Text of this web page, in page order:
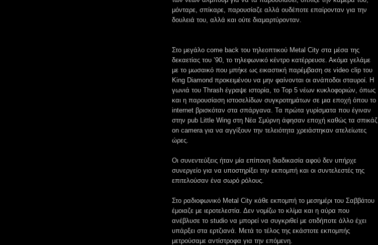
μόνταρε, σπίκαρε, παρουσίαζε αλλά ουδέποτε επαίρονταν για την
δουλειά του, αλλά και ούτε διαμαρτύρονταν.
Στο μεγάλο come back του τηλεοπτικού Metal City στα μέσα της
δεκαετίας του ’90, το τηλεφωνικό κέντρο κατέρρευσε. Ακόμα γελάμε
με το μωσαικό που μπήκε ως εικαστική παρέμβαση σε video clip του
King Diamond προκειμένου να μην φαίνονται οι ανάποδοι σταυροί. Η
γωνιά του Thrash έγραψε ιστορία, το Τοp 5 νέων κυκλοφοριών, όπως
και η παρουσίαση ιστοσελίδων συγκροτημάτων σε μια εποχή όπου το
internet βρισκόταν στα σπάργανα. Τα πρώτα γυρίσματα που έγιναν
στην pub Little Wing στη Νέα Σμύρνη άφησαν εποχή καθώς τα σπικάζ
on camera για να αγγίξουν την τελειότητα χρειάστηκαν ατελείωτες
ώρες.
Οι συνεντεύξεις ήταν μία επίπονη διαδικασία αφού δεν υπήρχε
συνεργείο για να υποστηρίξει την εκπομπή και οι συντελεστές της
επιτελούσαν ένα σωρό ρόλους.
Στο ραδιοφωνικό Metal City κάθε εκπομπή το μεσημέρι του Σαββάτου
έμοιαζε με ιεροτελεστία. Δεν νομίζω το κλίμα και η αύρα που
ανέβλυσε το studio να μπορεί να συγκριθεί με οτιδήποτε άλλο έχει
υπάρξει στα ερτζιανά. Μετά το τέλος της εκάστοτε εκπομπής
μετρούσαμε αντίστροφα για την επόμενη.